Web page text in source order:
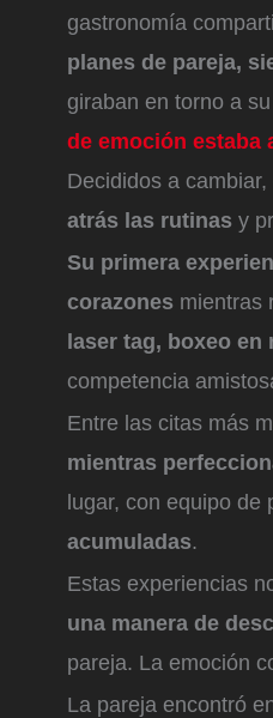
gastronomía
planes de pareja,
giraban en torno a
de emoción estaba
Decididos a
atrás las rutinas y
Su primera
corazones mientras
laser tag, boxeo
competencia
Entre las citas más
mientras
lugar, con equipo de
acumuladas.
Estas experiencias
una manera de
pareja. La emoción
La pareja encontró